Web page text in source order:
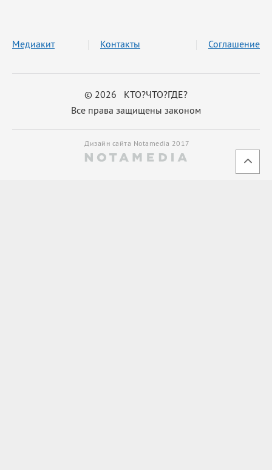
© 2026 КТО?ЧТО?ГДЕ?
Все права защищены законом
Медиакит Контакты Соглашение
Дизайн сайта Notamedia 2017